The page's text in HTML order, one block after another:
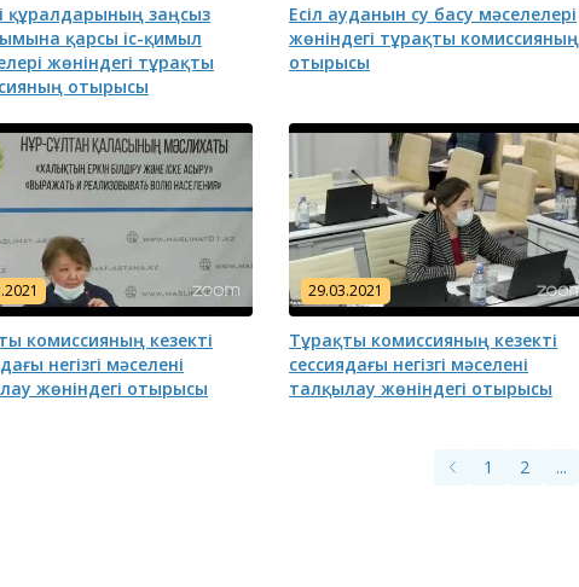
құралдарының заңсыз
қарсы іс-қимыл
жөніндегі тұрақты
отырысы
Есіл ауданын су басу мәселелері
жөніндегі тұрақты комиссияның
отырысы
комиссияның кезекті
негізгі мәселені
жөніндегі отырысы
29.03.2021
Тұрақты комиссияның кезекті
сессиядағы негізгі мәселені
талқылау жөніндегі отырысы
1 2 ...